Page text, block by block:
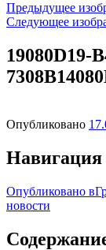
Предыдущее
Следующее
19080D19-
Опубликовано
Навигация
Опубликовано в
новости